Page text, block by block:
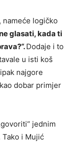
logičko
glasati, kada ti
Dodaje i to
u isti koš
najgore
dobar primjer
jednim
i Mujić